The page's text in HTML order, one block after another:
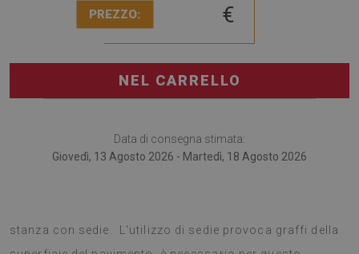
PREZZO: €
NEL CARRELLO
Data di consegna stimata:
Giovedì, 13 Agosto 2026 - Martedì, 18 Agosto 2026
stanza con sedie. L'utilizzo di sedie provoca graffi della